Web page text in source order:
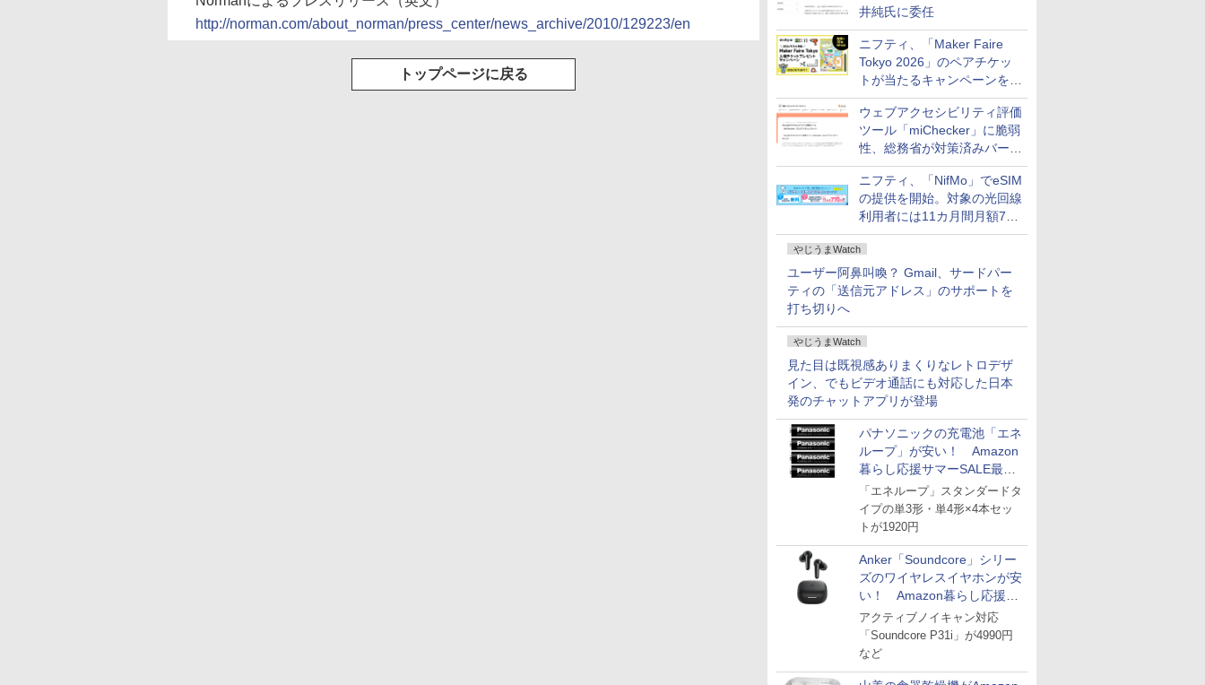
井純氏に委任
ニフティ、「Maker Faire
Tokyo 2026」のペアチケッ
トが当たるキャンペーンをX
で実施。8月16日まで
ウェブアクセシビリティ評価
ツール「miChecker」に脆弱
性、総務省が対策済みバージ
ョンへの更新を呼び掛け
ニフティ、「NifMo」でeSIM
の提供を開始。対象の光回線
利用者には11カ月間月額770
円割引のキャンペーン
やじうまWatch
ユーザー阿鼻叫喚？ Gmail、サードパー
ティの「送信元アドレス」のサポートを
打ち切りへ
やじうまWatch
見た目は既視感ありまくりなレトロデザ
イン、でもビデオ通話にも対応した日本
発のチャットアプリが登場
パナソニックの充電池「エネ
ループ」が安い！ Amazon
暮らし応援サマーSALE最終
日
「エネループ」スタンダードタ
イプの単3形・単4形×4本セッ
トが1920円
Anker「Soundcore」シリー
ズのワイヤレスイヤホンが安
い！ Amazon暮らし応援サ
マーSALE
アクティブノイキャン対応
「Soundcore P31i」が4990円
など
http://norman.com/about_norman/press_center/news_archive/2010/129223/en
トップページに戻る